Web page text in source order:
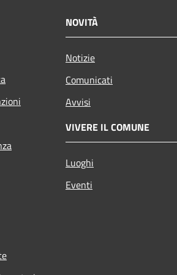
NOVITÀ
Notizie
Comunicati
Avvisi
VIVERE IL COMUNE
Luoghi
Eventi